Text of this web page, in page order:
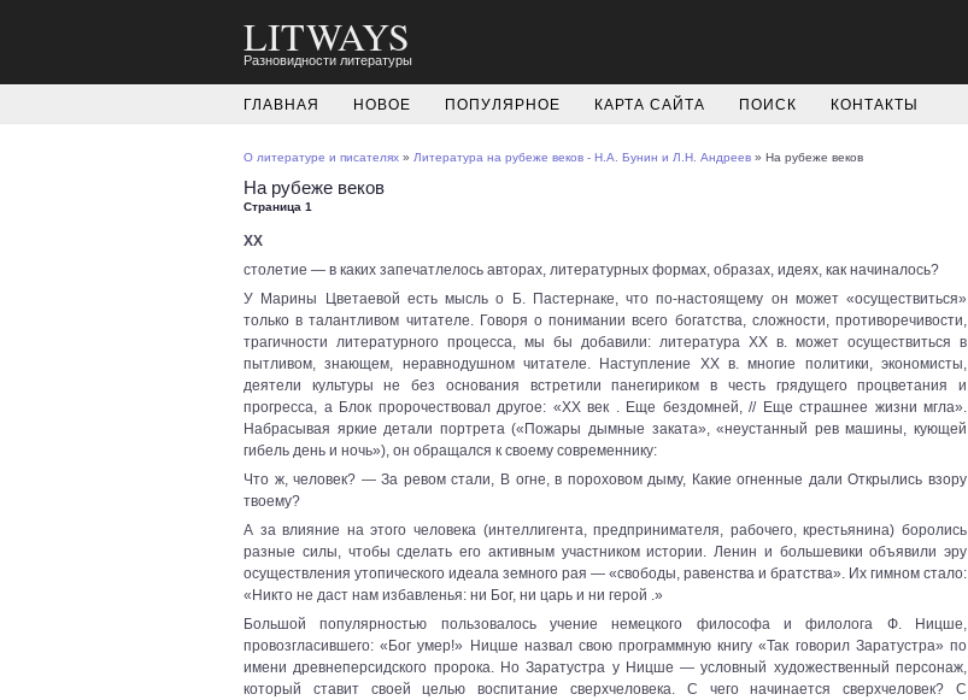
LITWAYS
Разновидности литературы
ГЛАВНАЯ НОВОЕ ПОПУЛЯРНОЕ КАРТА САЙТА ПОИСК КОНТАКТЫ
О литературе и писателях » Литература на рубеже веков - Н.А. Бунин и Л.Н. Андреев » На рубеже веков
На рубеже веков
Страница 1
XX
столетие — в каких запечатлелось авторах, литературных формах, образах, идеях, как начиналось?
У Марины Цветаевой есть мысль о Б. Пастернаке, что по-настоящему он может «осуществиться»
только в талантливом читателе. Говоря о понимании всего богатства, сложности, противоречивости,
трагичности литературного процесса, мы бы добавили: литература XX в. может осуществиться в
пытливом, знающем, неравнодушном читателе. Наступление XX в. многие политики, экономисты,
деятели культуры не без основания встретили панегириком в честь грядущего процветания и
прогресса, а Блок пророчествовал другое: «XX век . Еще бездомней, // Еще страшнее жизни мгла».
Набрасывая яркие детали портрета («Пожары дымные заката», «неустанный рев машины, кующей
гибель день и ночь»), он обращался к своему современнику:
Что ж, человек? — За ревом стали, В огне, в пороховом дыму, Какие огненные дали Открылись взору
твоему?
А за влияние на этого человека (интеллигента, предпринимателя, рабочего, крестьянина) боролись
разные силы, чтобы сделать его активным участником истории. Ленин и большевики объявили эру
осуществления утопического идеала земного рая — «свободы, равенства и братства». Их гимном стало:
«Никто не даст нам избавленья: ни Бог, ни царь и ни герой .»
Большой популярностью пользовалось учение немецкого философа и филолога Ф. Ницше,
провозгласившего: «Бог умер!» Ницше назвал свою программную книгу «Так говорил Заратустра» по
имени древнеперсидского пророка. Но Заратустра у Ницше — условный художественный персонаж,
который ставит своей целью воспитание сверхчеловека. С чего начинается сверхчеловек? С